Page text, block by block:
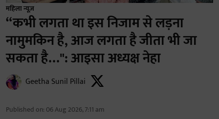
महिला न्यूज़
“कभी लगता था इस निजाम से लड़ना
नामुमकिन है, आज लगता है जीता भी जा
सकता है…": आइसा अध्यक्ष नेहा
Geetha Sunil Pillai
Published on: 06 Aug 2026, 7:11 am